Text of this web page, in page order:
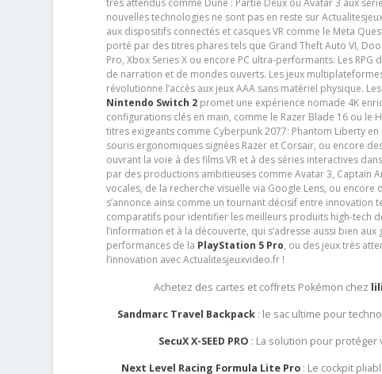
nouvelles technologies ne sont pas en reste sur
aux dispositifs connectés et casques VR comme le Meta
porté par des titres phares tels que Grand Theft Auto VI,
Pro, Xbox Series X ou encore PC ultra-performants. Les
de narration et de mondes ouverts. Les jeux
révolutionne l’accès aux jeux AAA sans matériel physique.
Nintendo Switch 2promet une expérience nomade 4K
configurations clés en main, comme le Razer Blade 16 ou le
titres exigeants comme Cyberpunk 2077: Phantom Liberty
souris ergonomiques signées Razer et Corsair, ou encore
ouvrant la voie à des films VR et à des séries interactives
par des productions ambitieuses comme Avatar 3, Captain
vocales, de la recherche visuelle via Google Lens, ou encore
s’annonce ainsi comme un tournant décisif entre
comparatifs pour identifier les meilleurs produits high-tech
l’information et à la découverte, qui s’adresse aussi bien
performances de la PlayStation 5 Pro, ou des jeux très
l’innovation avec Actualitesjeuxvideo.fr !
Achetez des cartes et coffrets Pokémon chez
Sandmarc Travel Backpack: le sac ultime pour
SecuX X-SEED PRO : La solution pour protéger
Next Level Racing Formula Lite Pro: Le cockpit